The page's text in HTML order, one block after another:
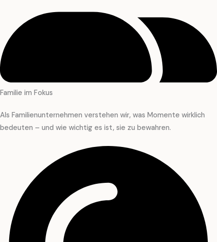
Familie im Fokus
Als Familienunternehmen verstehen wir, was Momente wirklich
bedeuten – und wie wichtig es ist, sie zu bewahren.